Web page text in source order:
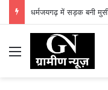
Menu